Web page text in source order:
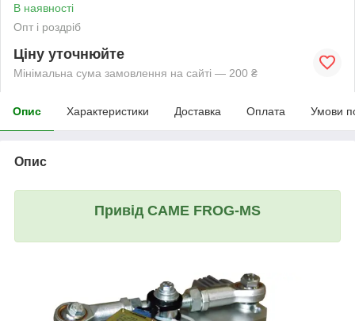
В наявності
Опт і роздріб
Ціну уточнюйте
Мінімальна сума замовлення на сайті — 200 ₴
Опис Характеристики Доставка Оплата Умови
Опис
Привід CAME FROG-MS